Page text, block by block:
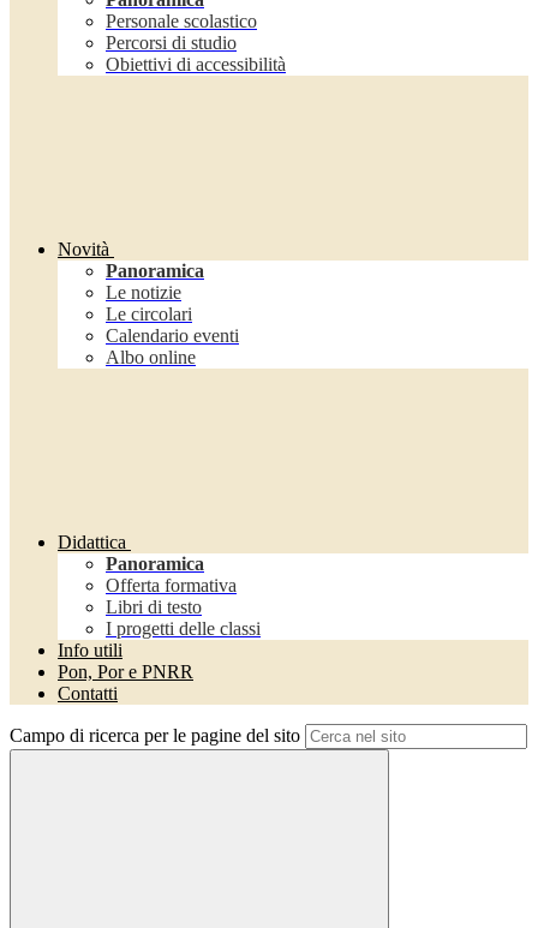
Personale scolastico
Percorsi di studio
Obiettivi di accessibilità
Novità
Panoramica
Le notizie
Le circolari
Calendario eventi
Albo online
Didattica
Panoramica
Offerta formativa
Libri di testo
I progetti delle classi
Info utili
Pon, Por e PNRR
Contatti
Campo di ricerca per le pagine del sito